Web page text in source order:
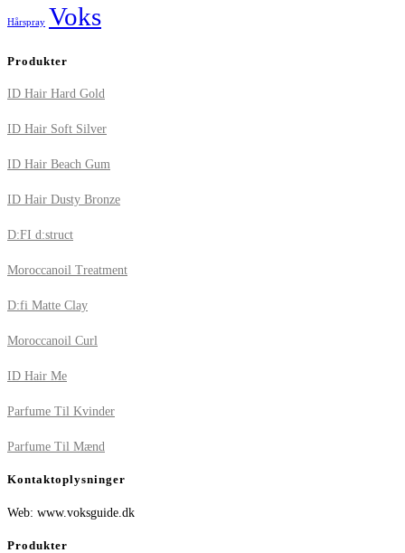
Hårspray Voks
Produkter
ID Hair Hard Gold
ID Hair Soft Silver
ID Hair Beach Gum
ID Hair Dusty Bronze
D:FI d:struct
Moroccanoil Treatment
D:fi Matte Clay
Moroccanoil Curl
ID Hair Me
Parfume Til Kvinder
Parfume Til Mænd
Kontaktoplysninger
Web: www.voksguide.dk
Produkter